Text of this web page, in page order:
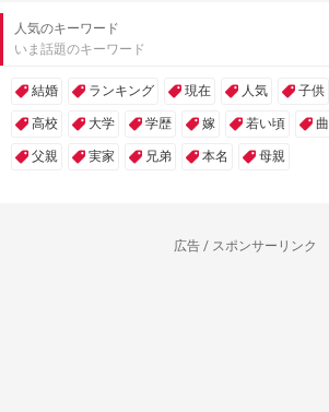
人気のキーワード
いま話題のキーワード
結婚 ランキング 現在 人気 子供
高校 大学 学歴 嫁 若い頃 曲
父親 実家 兄弟 本名 母親
広告 / スポンサーリンク